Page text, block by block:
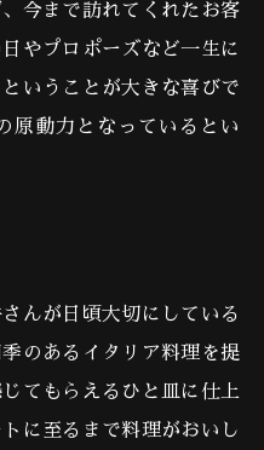
今まで訪れてくれたお客
やプロポーズなど一生に
いうことが大きな喜びで
原動力となっているとい
んが日頃大切にしている
のあるイタリア料理を提
てもらえるひと皿に仕上
に至るまで料理がおいし